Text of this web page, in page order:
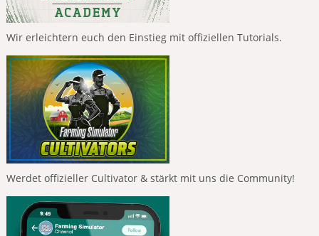
Wir erleichtern euch den Einstieg mit offiziellen Tutorials.
Werdet offizieller Cultivator & stärkt mit uns die Community!